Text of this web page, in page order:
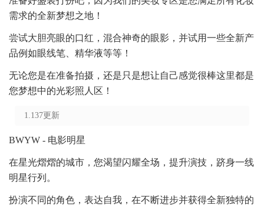
需求的全新梦想之地！
尝试大胆亮眼的口红，混合神奇的眼影，并试用一些全新产
品例如眼线笔、精华液等等！
无论您是在准备拍摄，还是只是想让自己感觉很棒这里都是
您梦想中的光彩照人区！
1.137更新
BWYW - 电影明星
在星光熠熠的城市，您渴望闪耀全场，提升演技，跻身一线
明星行列。
扮演不同的角色，表达自我，在不断进步并获得全新独特的